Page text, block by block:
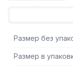
марки AISI 304
передняя
нержавеющей
- Задняя стенка
Размер без
Размер в